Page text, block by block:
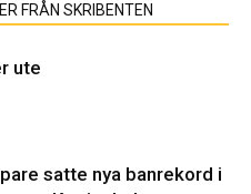
FRÅN SKRIBENTEN
ute
satte nya banrekord i